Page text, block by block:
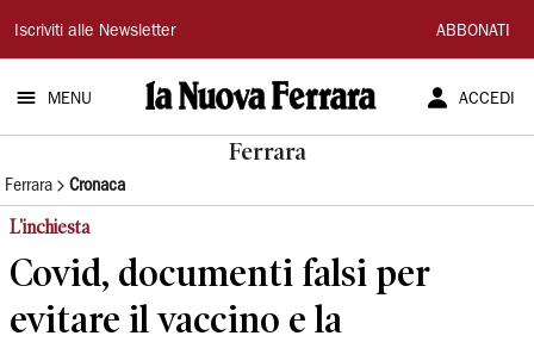
La
Nuova
Ferrara
Iscriviti alle Newsletter ABBONATI
MENU ACCEDI
Ferrara
Ferrara Cronaca
L'inchiesta
Covid, documenti falsi per
evitare il vaccino e la